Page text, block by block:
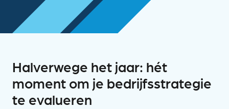
Halverwege het jaar: hét
moment om je bedrijfsstrategie
te evalueren